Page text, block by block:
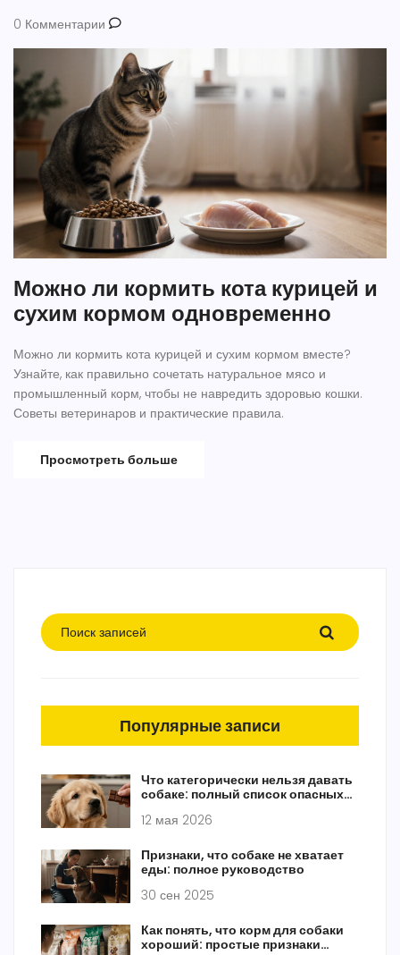
0 Комментарии
Можно ли кормить кота курицей и
сухим кормом одновременно
Можно ли кормить кота курицей и сухим кормом вместе?
Узнайте, как правильно сочетать натуральное мясо и
промышленный корм, чтобы не навредить здоровью кошки.
Советы ветеринаров и практические правила.
Просмотреть больше
Популярные записи
Что категорически нельзя давать
собаке: полный список опасных
12 мая 2026
Признаки, что собаке не хватает
еды: полное руководство
30 сен 2025
Как понять, что корм для собаки
хороший: простые признаки